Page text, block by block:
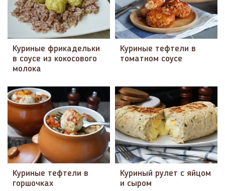
Куриные фрикадельки
в соусе из кокосового
молока
Куриные тефтели в
томатном соусе
Куриные тефтели в
горшочках
Куриный рулет с яйцом
и сыром